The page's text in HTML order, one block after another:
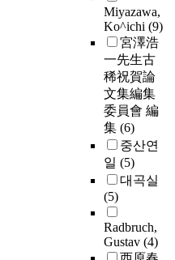
Miyazawa,
Ko^ichi (9)
宮澤浩
一先生古
稀祝賀論
文集編集
委員會 編
集 (6)
중산연
일 (5)
대곡실
(5)
Radbruch,
Gustav (4)